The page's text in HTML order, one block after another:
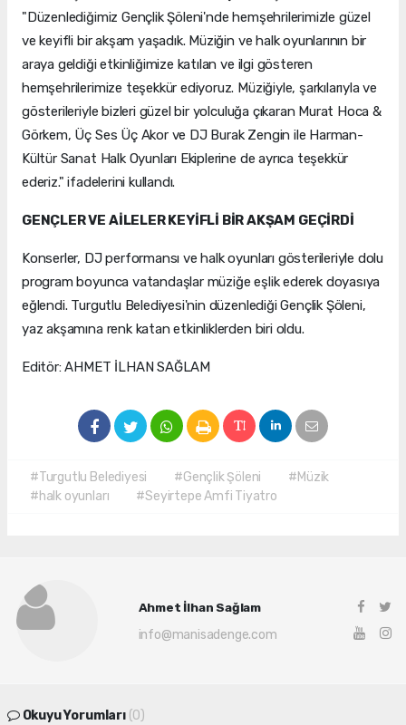
"Düzenlediğimiz Gençlik Şöleni'nde hemşehrilerimizle güzel
ve keyifli bir akşam yaşadık. Müziğin ve halk oyunlarının bir
araya geldiği etkinliğimize katılan ve ilgi gösteren
hemşehrilerimize teşekkür ediyoruz. Müziğiyle, şarkılarıyla ve
gösterileriyle bizleri güzel bir yolculuğa çıkaran Murat Hoca &
Görkem, Üç Ses Üç Akor ve DJ Burak Zengin ile Harman-
Kültür Sanat Halk Oyunları Ekiplerine de ayrıca teşekkür
ederiz." ifadelerini kullandı.
GENÇLER VE AİLELER KEYİFLİ BİR AKŞAM GEÇİRDİ
Konserler, DJ performansı ve halk oyunları gösterileriyle dolu
program boyunca vatandaşlar müziğe eşlik ederek doyasıya
eğlendi. Turgutlu Belediyesi'nin düzenlediği Gençlik Şöleni,
yaz akşamına renk katan etkinliklerden biri oldu.
Editör: AHMET İLHAN SAĞLAM
#Turgutlu Belediyesi #Gençlik Şöleni
#Müzik
#halk oyunları
#Seyirtepe Amfi Tiyatro
Ahmet İlhan Sağlam
info@manisadenge.com
Okuyu Yorumları (0)